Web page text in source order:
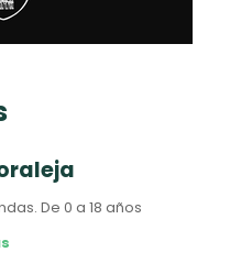
De 0 a 18 años